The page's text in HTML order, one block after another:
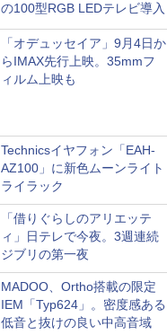
の100型RGB LEDテレビ導入
「オデュッセイア」9月4日か
らIMAX先行上映。35mmフ
ィルム上映も
Technicsイヤフォン「EAH-
AZ100」に新色ムーンライト
ライラック
「借りぐらしのアリエッテ
ィ」日テレで今夜。3週連続
ジブリの第一夜
MADOO、Ortho搭載の限定
IEM「Typ624」。密度感ある
低音と抜けの良い中高音域